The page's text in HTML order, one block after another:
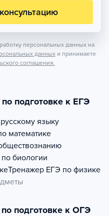
персональных данных на
данных и принимаете
соглашения.
подготовке к ЕГЭ
языку
математике
биологии
Тренажер ЕГЭ по физике
подготовке к ОГЭ